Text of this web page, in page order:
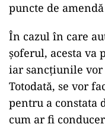
puncte de
În cazul în care
șoferul, acesta va
iar sancțiunile
Totodată, se vor
pentru a constata
cum ar fi